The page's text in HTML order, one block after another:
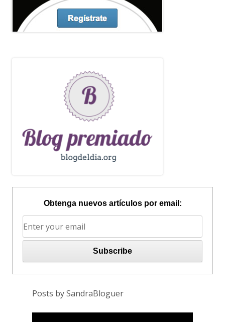
Obtenga nuevos artículos por email:
Posts by SandraBloguer